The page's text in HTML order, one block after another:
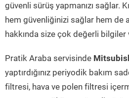
güvenli sürüş yapmanızı sağlar.
hem güvenliğinizi sağlar hem de
hakkında size çok değerli bilgiler
Pratik Araba servisinde
yaptırdığınız periyodik bakım
filtresi, hava ve polen filtresi